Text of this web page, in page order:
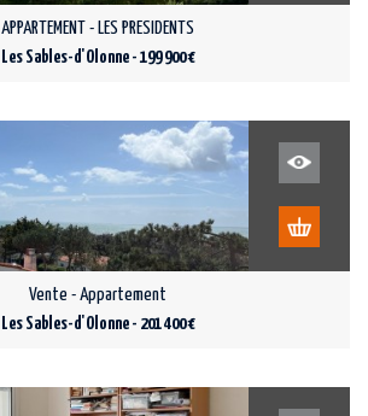
APPARTEMENT - LES PRESIDENTS
Les Sables-d'Olonne - 199 900 €
Vente - Appartement
Les Sables-d'Olonne - 201 400 €